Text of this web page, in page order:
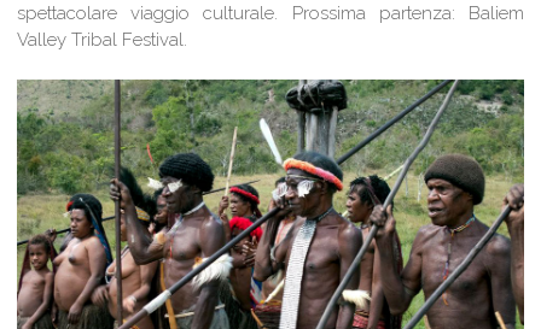
spettacolare viaggio culturale. Prossima partenza: Baliem
Valley Tribal Festival.